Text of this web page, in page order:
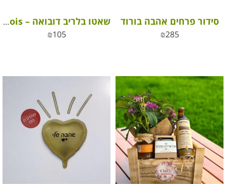
סידור פרחים אהבה בורוד
₪285
שאטו בלריב דובואה – Chateau Bellerives Dubois (כשר)
₪105